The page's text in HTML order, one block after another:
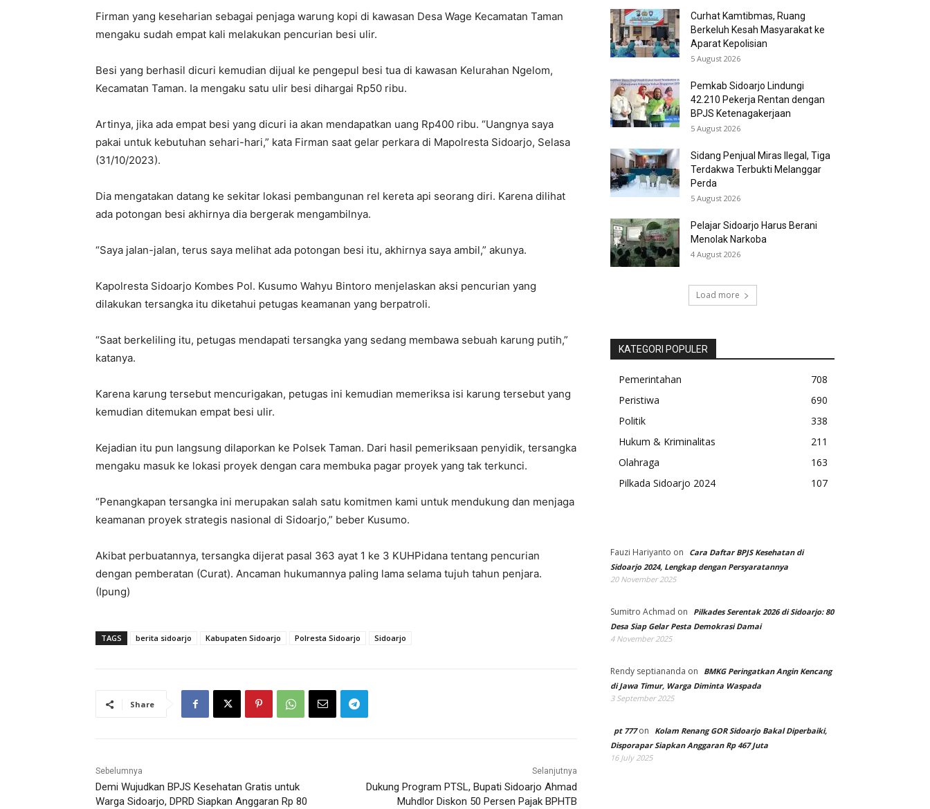
Firman yang keseharian sebagai penjaga warung kopi di kawasan Desa Wage Kecamatan Taman
mengaku sudah empat kali melakukan pencurian besi ulir.
Besi yang berhasil dicuri kemudian dijual ke pengepul besi tua di kawasan Kelurahan Ngelom,
Kecamatan Taman. Ia mengaku satu ulir besi dihargai Rp50 ribu.
Artinya, jika ada empat besi yang dicuri ia akan mendapatkan uang Rp400 ribu. “Uangnya saya
pakai untuk kebutuhan sehari-hari,” kata Firman saat gelar perkara di Mapolresta Sidoarjo, Selasa
(31/10/2023).
Dia mengatakan datang ke sekitar lokasi pembangunan rel kereta api seorang diri. Karena dilihat
ada potongan besi akhirnya dia bergerak mengambilnya.
“Saya jalan-jalan, terus saya melihat ada potongan besi itu, akhirnya saya ambil,” akunya.
Kapolresta Sidoarjo Kombes Pol. Kusumo Wahyu Bintoro menjelaskan aksi pencurian yang
dilakukan tersangka itu diketahui petugas keamanan yang berpatroli.
“Saat berkeliling itu, petugas mendapati tersangka yang sedang membawa sebuah karung putih,”
katanya.
Karena karung tersebut mencurigakan, petugas ini kemudian memeriksa isi karung tersebut yang
kemudian ditemukan empat besi ulir.
Kejadian itu pun langsung dilaporkan ke Polsek Taman. Dari hasil pemeriksaan penyidik, tersangka
mengaku masuk ke lokasi proyek dengan cara membuka pagar proyek yang tak terkunci.
“Penangkapan tersangka ini merupakan salah satu komitmen kami untuk mendukung dan menjaga
keamanan proyek strategis nasional di Sidoarjo,” beber Kusumo.
Akibat perbuatannya, tersangka dijerat pasal 363 ayat 1 ke 3 KUHPidana tentang pencurian
dengan pemberatan (Curat). Ancaman hukumannya paling lama selama tujuh tahun penjara.
(Ipung)
TAGS berita sidoarjo Kabupaten Sidoarjo Polresta Sidoarjo Sidoarjo
Share
Sebelumnya
Demi Wujudkan BPJS Kesehatan Gratis untuk
Warga Sidoarjo, DPRD Siapkan Anggaran Rp 80
Selanjutnya
Dukung Program PTSL, Bupati Sidoarjo Ahmad
Muhdlor Diskon 50 Persen Pajak BPHTB
Curhat Kamtibmas, Ruang
Berkeluh Kesah Masyarakat ke
Aparat Kepolisian
5 August 2026
Pemkab Sidoarjo Lindungi
42.210 Pekerja Rentan dengan
BPJS Ketenagakerjaan
5 August 2026
Sidang Penjual Miras Ilegal, Tiga
Terdakwa Terbukti Melanggar
Perda
5 August 2026
Pelajar Sidoarjo Harus Berani
Menolak Narkoba
4 August 2026
Load more
KATEGORI POPULER
Pemerintahan
708
Peristiwa
690
Politik
338
Hukum & Kriminalitas
211
Olahraga
163
Pilkada Sidoarjo 2024
107
Fauzi Hariyanto on
Cara Daftar BPJS Kesehatan di
Sidoarjo 2024, Lengkap dengan Persyaratannya
20 November 2025
Sumitro Achmad on
Pilkades Serentak 2026 di Sidoarjo: 80
Desa Siap Gelar Pesta Demokrasi Damai
4 November 2025
Rendy septiananda on
BMKG Peringatkan Angin Kencang
di Jawa Timur, Warga Diminta Waspada
3 September 2025
pt 777on
Kolam Renang GOR Sidoarjo Bakal Diperbaiki,
Disporapar Siapkan Anggaran Rp 467 Juta
16 July 2025